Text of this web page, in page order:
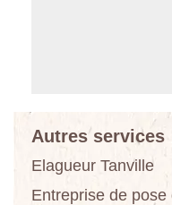
Autres services
Elagueur Tanville
Entreprise de